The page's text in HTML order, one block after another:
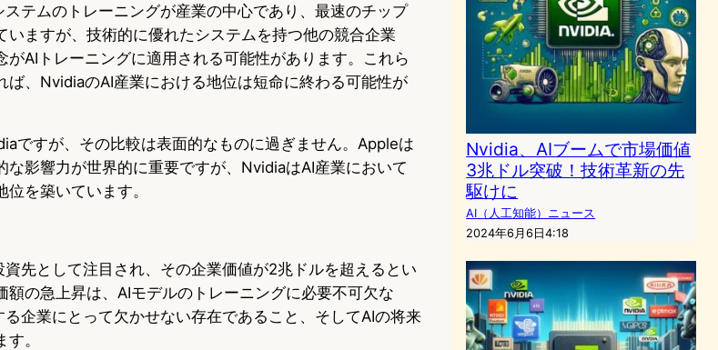
テムのトレーニングが産業の中心であり、最速のチップ
いますが、技術的に優れたシステムを持つ他の競合企業
AIトレーニングに適用される可能性があります。これら
ば、NvidiaのAI産業における地位は短命に終わる可能性が
ですが、その比較は表面的なものに過ぎません。Appleは
影響力が世界的に重要ですが、NvidiaはAI産業において
を築いています。
先として注目され、その企業価値が2兆ドルを超えるとい
額の急上昇は、AIモデルのトレーニングに必要不可欠な
企業にとって欠かせない存在であること、そしてAIの将来
。
Nvidia、AIブームで市場価値
3兆ドル突破！技術革新の先
駆けに
AI（人工知能）ニュース
2024年6月6日4:18